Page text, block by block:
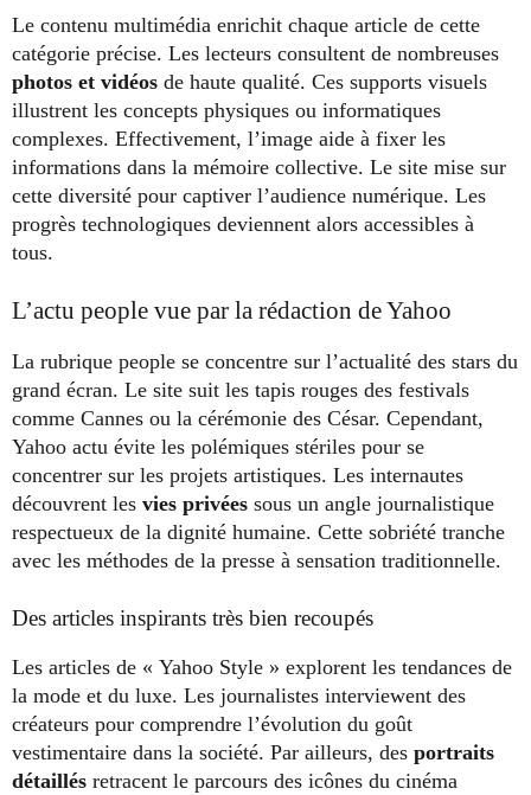
Le contenu multimédia enrichit chaque article de cette
catégorie précise. Les lecteurs consultent de nombreuses
photos et vidéos de haute qualité. Ces supports visuels
illustrent les concepts physiques ou informatiques
complexes. Effectivement, l’image aide à fixer les
informations dans la mémoire collective. Le site mise sur
cette diversité pour captiver l’audience numérique. Les
progrès technologiques deviennent alors accessibles à
tous.
L’actu people vue par la rédaction de Yahoo
La rubrique people se concentre sur l’actualité des stars du
grand écran. Le site suit les tapis rouges des festivals
comme Cannes ou la cérémonie des César. Cependant,
Yahoo actu évite les polémiques stériles pour se
concentrer sur les projets artistiques. Les internautes
découvrent les vies privées sous un angle journalistique
respectueux de la dignité humaine. Cette sobriété tranche
avec les méthodes de la presse à sensation traditionnelle.
Des articles inspirants très bien recoupés
Les articles de « Yahoo Style » explorent les tendances de
la mode et du luxe. Les journalistes interviewent des
créateurs pour comprendre l’évolution du goût
vestimentaire dans la société. Par ailleurs, des portraits
détaillés retracent le parcours des icônes du cinéma